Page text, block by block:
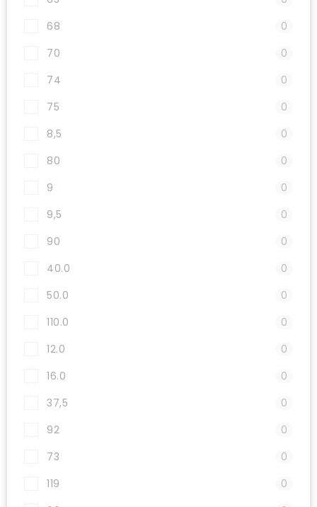
68
0
70
0
74
0
75
0
8,5
0
80
0
9
0
9,5
0
90
0
40.0
0
50.0
0
110.0
0
12.0
0
16.0
0
37,5
0
92
0
73
0
119
0